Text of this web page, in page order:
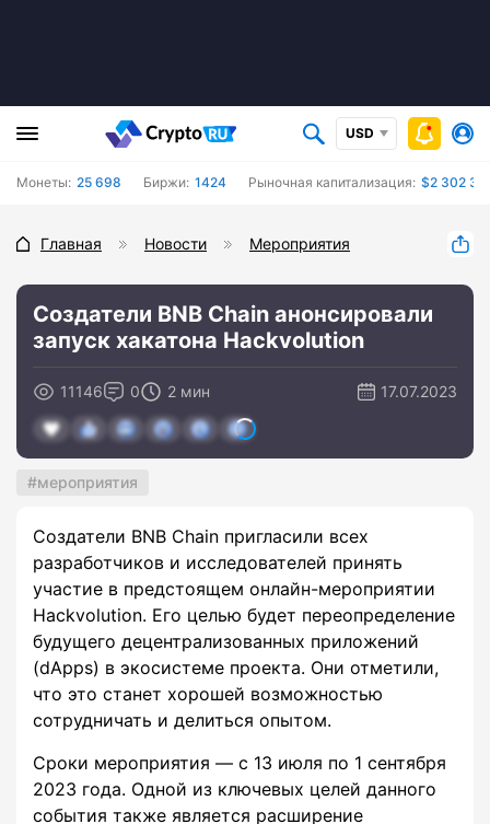
USD
Монеты: 25 698 Биржи: 1424 Рыночная капитализация: $2 302
Главная Новости Мероприятия
Создатели BNB Chain анонсировали
запуск хакатона Hackvolution
11146 0 2 мин 17.07.2023
мероприятия
Создатели BNB Chain пригласили всех
разработчиков и исследователей принять
участие в предстоящем онлайн-мероприятии
Hackvolution. Его целью будет переопределение
будущего децентрализованных приложений
(dApps) в экосистеме проекта. Они отметили,
что это станет хорошей возможностью
сотрудничать и делиться опытом.
Сроки мероприятия — с 13 июля по 1 сентября
2023 года. Одной из ключевых целей данного
события также является расширение